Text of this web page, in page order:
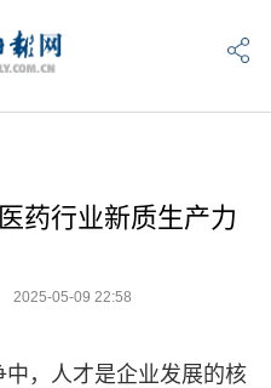
药行业新质生产力
2025-05-09 22:58
，人才是企业发展的核